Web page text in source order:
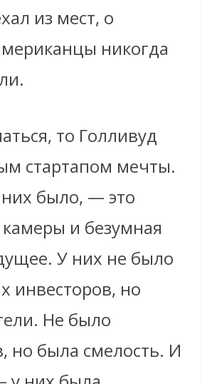
из мест, о
никогда
то Голливуд
стартапом мечты.
них было, — это
и безумная
У них не было
инвесторов, но
Не было
но была смелость. И